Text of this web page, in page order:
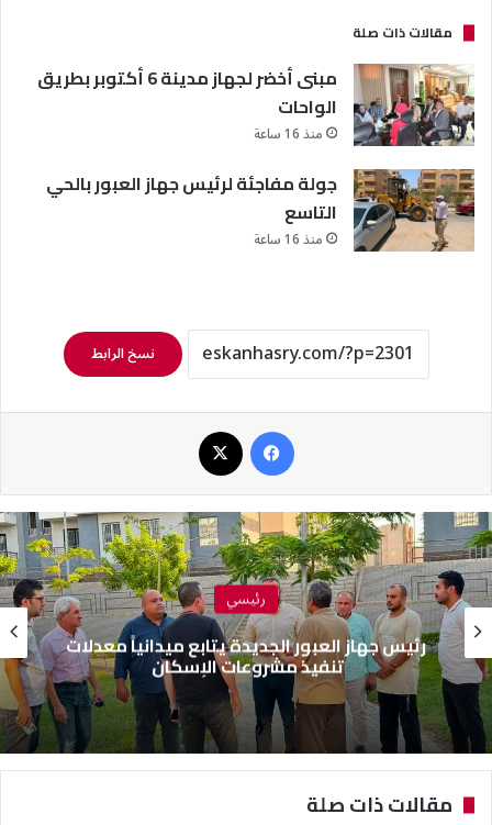
مقالات ذات صلة
مبنى أخضر لجهاز مدينة 6 أكتوبر بطريق
الواحات
منذ 16 ساعة
جولة مفاجئة لرئيس جهاز العبور بالحي
التاسع
منذ 16 ساعة
نسخ الرابط
رئيسي
رئيس جهاز العبور الجديدة يتابع ميدانياً معدلات
تنفيذ مشروعات الإسكان
مقالات ذات صلة